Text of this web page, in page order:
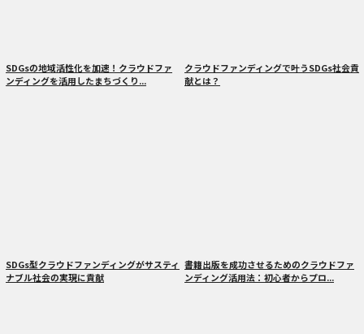
SDGsの地域活性化を加速！クラウドファ
ンディングを活用したまちづくり...
クラウドファンディングで叶うSDGs社会貢
献とは？
SDGs型クラウドファンディングがサスティ
ナブル社会の実現に貢献
書籍出版を成功させるためのクラウドファ
ンディング活用法：初心者からプロ...